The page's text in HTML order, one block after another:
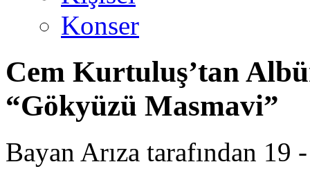
Konser
Cem Kurtuluş’tan
“Gökyüzü Masmavi”
Bayan Arıza tarafından 19